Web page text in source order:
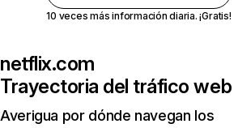
10 veces más información diaria. ¡Gratis!
netflix.com
Trayectoria del tráfico web
Averigua por dónde navegan los